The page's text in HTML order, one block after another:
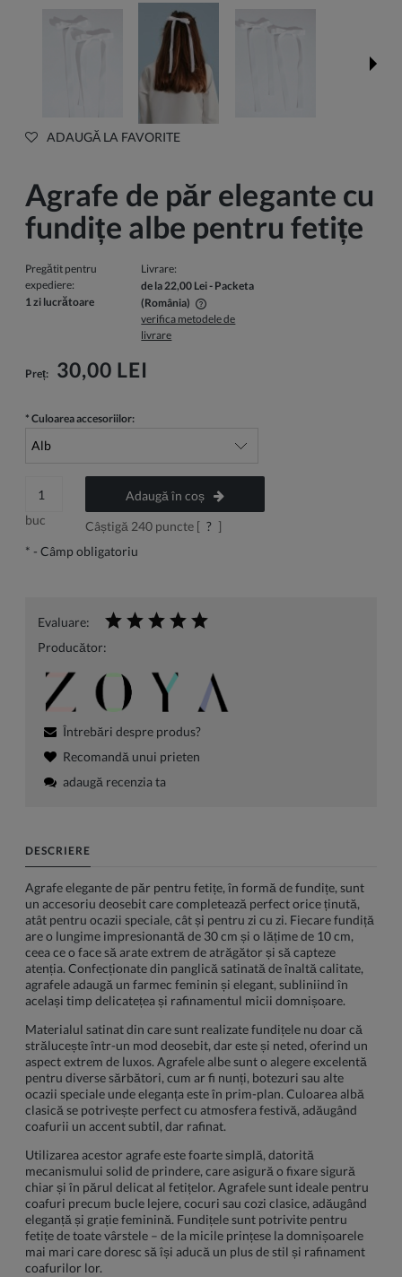
ADAUGĂ LA FAVORITE
Agrafe de păr elegante cu
fundițe albe pentru fetițe
Pregătit pentru
expediere:
1 zi lucrătoare
Livrare:
de la 22,00 Lei- Packeta
(România)
Pretul nu include eventualele costuri de plata
verifica metodele de
livrare
Preț: 30,00 LEI
* Culoarea accesoriilor:
buc
Adaugă în coș
Câștigă 240puncte [ ? ]
* - Câmp obligatoriu
Evaluare:
Producător:
Întrebări despre produs?
Recomandă unui prieten
adaugă recenzia ta
DESCRIERE
Agrafe elegante de păr pentru fetițe, în formă de fundițe, sunt
un accesoriu deosebit care completează perfect orice ținută,
atât pentru ocazii speciale, cât și pentru zi cu zi. Fiecare fundiță
are o lungime impresionantă de 30 cm și o lățime de 10 cm,
ceea ce o face să arate extrem de atrăgător și să capteze
atenția. Confecționate din panglică satinată de înaltă calitate,
agrafele adaugă un farmec feminin și elegant, subliniind în
același timp delicatețea și rafinamentul micii domnișoare.
Materialul satinat din care sunt realizate fundițele nu doar că
strălucește într-un mod deosebit, dar este și neted, oferind un
aspect extrem de luxos. Agrafele albe sunt o alegere excelentă
pentru diverse sărbători, cum ar fi nunți, botezuri sau alte
ocazii speciale unde eleganța este în prim-plan. Culoarea albă
clasică se potrivește perfect cu atmosfera festivă, adăugând
coafurii un accent subtil, dar rafinat.
Utilizarea acestor agrafe este foarte simplă, datorită
mecanismului solid de prindere, care asigură o fixare sigură
chiar și în părul delicat al fetițelor. Agrafele sunt ideale pentru
coafuri precum bucle lejere, cocuri sau cozi clasice, adăugând
eleganță și grație feminină. Fundițele sunt potrivite pentru
fetițe de toate vârstele – de la micile prințese la domnișoarele
mai mari care doresc să își aducă un plus de stil și rafinament
coafurilor lor.